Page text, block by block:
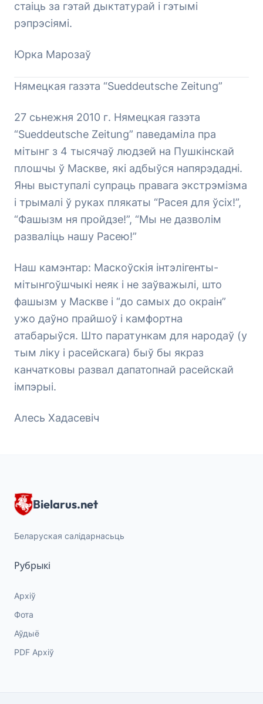
стаіць за гэтай дыктатурай і гэтымі
рэпрэсіямі.
Юрка Марозаў
Нямецкая газэта “Sueddeutsche Zeitung”
27 сьнежня 2010 г. Нямецкая газэта
“Sueddeutsche Zeitung” паведаміла пра
мітынг з 4 тысячаў людзей на Пушкінскай
плошчы ў Маскве, які адбыўся напярэдадні.
Яны выступалі супраць правага экстрэмізма
і трымалі ў руках плякаты “Расея для ўсіх!”,
“Фашызм ня пройдзе!”, “Мы не дазволім
разваліць нашу Расею!”
Наш камэнтар: Маскоўскія інтэлігенты-
мітынгоўшчыкі неяк і не заўважылі, што
фашызм у Маскве і “до самых до окраін”
ужо даўно прайшоў і камфортна
атабарыўся. Што паратункам для народаў (у
тым ліку і расейскага) быў бы якраз
канчатковы развал дапатопнай расейскай
імпэрыі.
Алесь Хадасевіч
Bielarus.net
Беларуская салідарнасьць
Рубрыкі
Архіў
Фота
Аўдыё
PDF Архіў